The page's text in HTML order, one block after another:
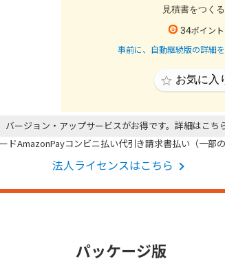
34
事前に、自動継続版の詳細
バージョン・アップサービスがお得です。詳細はこち
法人ライセンスはこちら
パッケージ版